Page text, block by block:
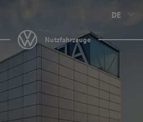
DE
Nutzfahrzeuge